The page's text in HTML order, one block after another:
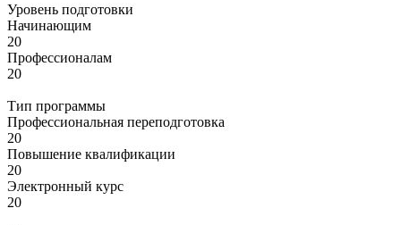
Уровень подготовки
Начинающим
20
Профессионалам
20
Тип программы
Профессиональная переподготовка
20
Повышение квалификации
20
Электронный курс
20